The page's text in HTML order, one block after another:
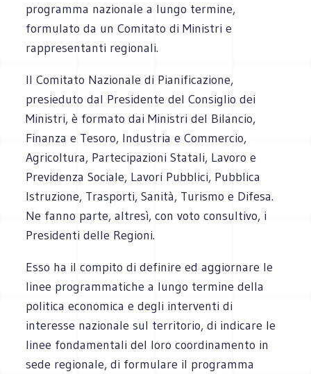
programma nazionale a lungo termine,
formulato da un Comitato di Ministri e
rappresentanti regionali.
Il Comitato Nazionale di Pianificazione,
presieduto dal Presidente del Consiglio dei
Ministri, è formato dai Ministri del Bilancio,
Finanza e Tesoro, Industria e Commercio,
Agricoltura, Partecipazioni Statali, Lavoro e
Previdenza Sociale, Lavori Pubblici, Pubblica
Istruzione, Trasporti, Sanità, Turismo e Difesa.
Ne fanno parte, altresì, con voto consultivo, i
Presidenti delle Regioni.
Esso ha il compito di definire ed aggiornare le
linee programmatiche a lungo termine della
politica economica e degli interventi di
interesse nazionale sul territorio, di indicare le
linee fondamentali del loro coordinamento in
sede regionale, di formulare il programma